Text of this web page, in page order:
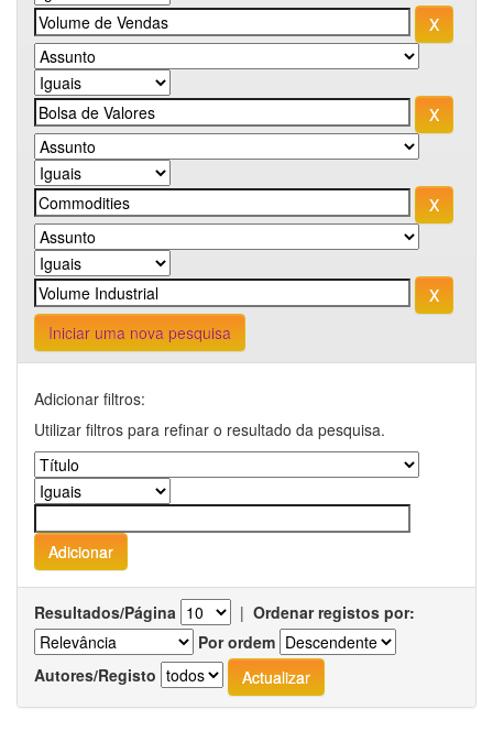
Iniciar uma nova pesquisa
Adicionar filtros:
Utilizar filtros para refinar o resultado da pesquisa.
Resultados/Página | Ordenar registos por:
Por ordem
Autores/Registo